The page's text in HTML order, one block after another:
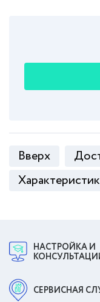
Вверх
НАСТРОЙКА И
СЕРВИСНАЯ